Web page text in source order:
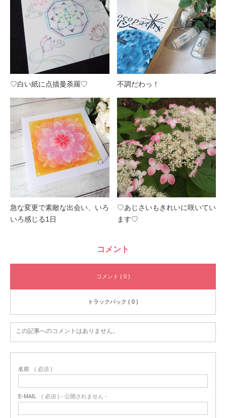
♡白い紙に点描曼荼羅♡ 不調だわっ！
急な変更で素敵な出会い、いろ
いろ感じる1日
♡あじさいもきれいに咲いてい
ます♡
コメント
コメント ( 0 )
トラックバック ( 0 )
この記事へのコメントはありません。
名前 ( 必須 )
E-MAIL ( 必須 ) - 公開されません -